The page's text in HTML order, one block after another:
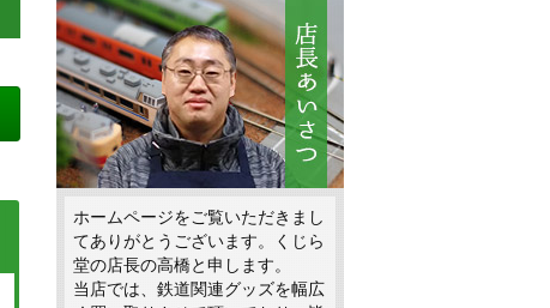
ホームページをご覧いただきまし
てありがとうございます。くじら
堂の店長の高橋と申します。
当店では、鉄道関連グッズを幅広